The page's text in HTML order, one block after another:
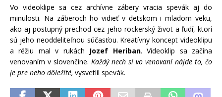
Vo videoklipe sa cez archívne zábery vracia spevák aj do
minulosti. Na záberoch ho vidieť v detskom i mladom veku,
ako aj postupný prechod cez jeho rockerský život a ľudí, ktorí
sú jeho neoddeliteľnou súčasťou. Kreatívny koncept videoklipu
a réžiu mal v rukách Jozef Heriban. Videoklip sa začína
venovaním v slovenčine. Každý nech si vo venovaní nájde to, čo
je pre neho dôležité, vysvetlil spevák.